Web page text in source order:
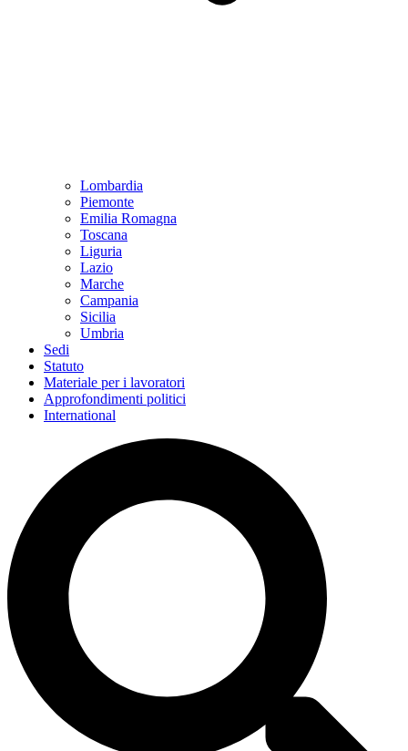
Lombardia
Piemonte
Emilia Romagna
Toscana
Liguria
Lazio
Marche
Campania
Sicilia
Umbria
Sedi
Statuto
Materiale per i lavoratori
Approfondimenti politici
International